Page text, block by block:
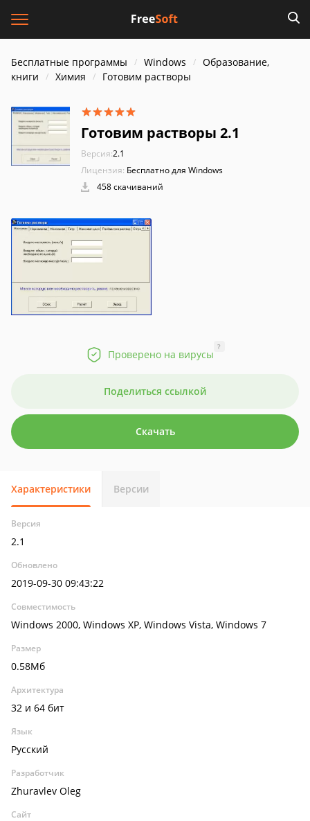
Бесплатные программы Windows
Образование,
книги
Химия Готовим растворы
Готовим растворы 2.1
Версия:2.1
Лицензия: Бесплатно для Windows
458 скачиваний
Проверено на вирусы
?
Поделиться ссылкой
Скачать
Характеристики Версии
Версия
2.1
Обновлено
2019-09-30 09:43:22
Совместимость
Windows 2000, Windows XP, Windows Vista, Windows 7
Размер
0.58Мб
Архитектура
32 и 64 бит
Язык
Русский
Разработчик
Zhuravlev Oleg
Сайт